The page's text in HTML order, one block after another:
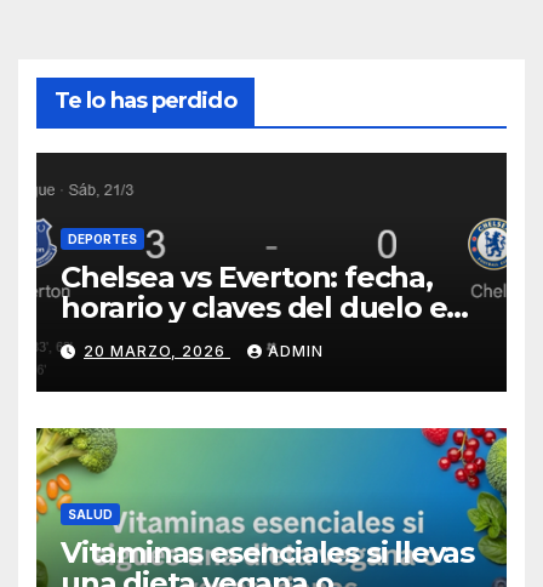
Te lo has perdido
DEPORTES
Chelsea vs Everton: fecha,
horario y claves del duelo en
Stamford Bridge
20 MARZO, 2026 ADMIN
SALUD
Vitaminas esenciales si llevas